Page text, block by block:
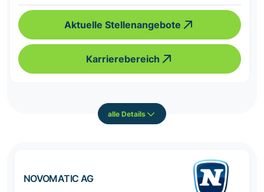
Aktuelle Stellenangebote
Karrierebereich
alle Details
NOVOMATIC AG